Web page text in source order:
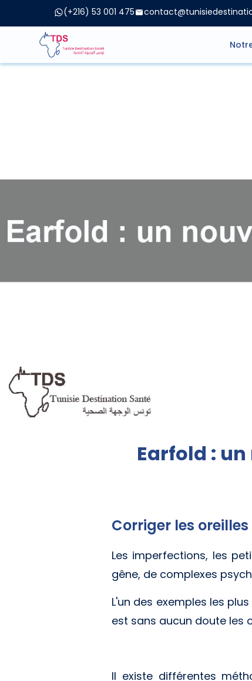
(+216) 53 001 475
Earfold :
Corriger les
Les imperfections, les
gêne, de complexes
L'un des exemples les
est sans aucun doute les
Il existe différentes